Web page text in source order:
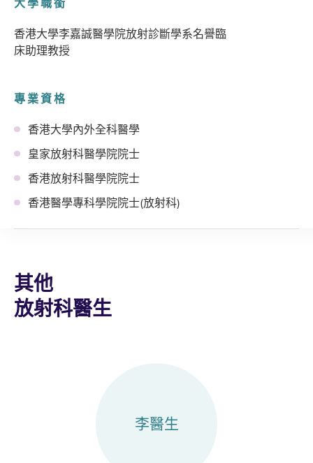
香港大學李嘉誠醫學院放射診斷學系名譽臨
床助理教授
專業資格
香港大學內外全科醫學
皇家放射科醫學院院士
香港放射科醫學院院士
香港醫學專科學院院士(放射科)
其他
放射科醫生
李醫生